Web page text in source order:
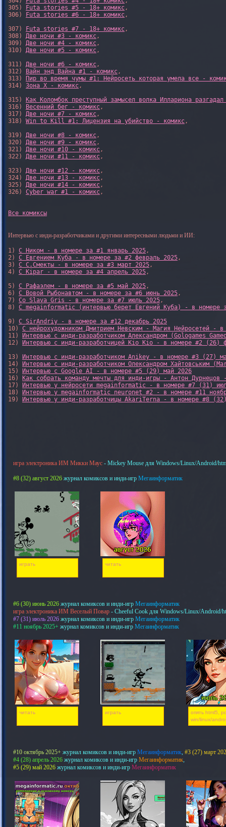
305)
Futa stories #5 - 18+ комикс,
306)
Futa stories #6 - 18+ комикс,
307)
Futa stories #7 - 18+ комикс,
308) Две ночи #3 - комикс,
309) Две ночи #4 - комикс,
310) Две ночи #5 - комикс,
311) Две ночи #6 - комикс,
312)
Вайн энд Вайна #1 - комикс,
313)
Пир во время чумы #1: Нейросеть которая умела все -
314) Зона X - комикс,
315)
Как Коломбок преступный замысел волка Иллариона
316)
Весенний бег - комикс,
317) Две ночи #7 - комикс,
318) Win to Kill #1: Лицензия на убийство - комикс,
319) Две ночи #8 - комикс,
320) Две ночи #9 - комикс,
321) Две ночи #10 - комикс,
322) Две ночи #11 - комикс,
323) Две ночи #12 - комикс,
324) Две ночи #13 - комикс,
325) Две ночи #14 - комикс,
326) Cyber war #1 - комикс,
Все комиксы
Интервью с инди-разработчиками и другими интересными людьми и ИИ:
1) С Ником - в номере за #1 январь 2025,
2) С Евгением Куба - в номере за #2 февраль 2025,
3) С С.Смекты - в номере за #3 март 2025,
4) С Kipar - в номере за #4 апрель 2025,
5) С Рафаэлем - в номере за #5 май 2025,
6) С Вовой Рыбонавтом - в номере за #6 июнь 2025,
7) Со Slava Gris - в номере за #7 июль 2025,
8) С megainformatic (интервью берет Евгений Куба) - в номере
9) С SirAndriy - в номере за #12 декабрь 2025
10) С нейрохудожником Дмитрием Невским - Магия Нейросетей -
11)
Интервью с инди-разработчиком Александром (Gologames
12)
Интервью с инди-разработчицей Kio Kio - в номере #2 (26)
13)
Интервью с инди-разработчиком Anikey - в номере #3 (27)
14)
Интервью с инди-разработчиком Олександром Хайтовським
15)
Интервью с Google AI - в номере #5 (29) май 2026
16)
Как собрать команду мечты для инди-игры - Антон
17)
Интервью у нейросети megainformatic - в номере #7 (31)
18)
Интервью у megainformatic neuronet #2 - в номере #11
19)
Интервью у инди-разработчицы AkariTerna - в номере #8
игра электроника ИМ Микки Маус - Mickey Mouse для Windows/Linux/Android/
#8 (32) август 2026 журнал комиксов и инди-игр Мегаинформатик
играть читать
#6 (30) июнь 2026 журнал комиксов и инди-игр Мегаинформатик
игра электроника ИМ Веселый Повар - Cheeful Cook для Windows/Linux/Android/
#7 (31) июль 2026 журнал комиксов и инди-игр Мегаинформатик
#11 ноябрь 2025+ журнал комиксов и инди-игр Мегаинформатик
читать играть
опять html5,
win/linux/
#10 октябрь 2025+ журнал комиксов и инди-игр Мегаинформатик, #3 (27) март
#4 (28) апрель 2026 журнал комиксов и инди-игр Мегаинформатик,
#5 (29) май 2026 журнал комиксов и инди-игр Мегаинформатик